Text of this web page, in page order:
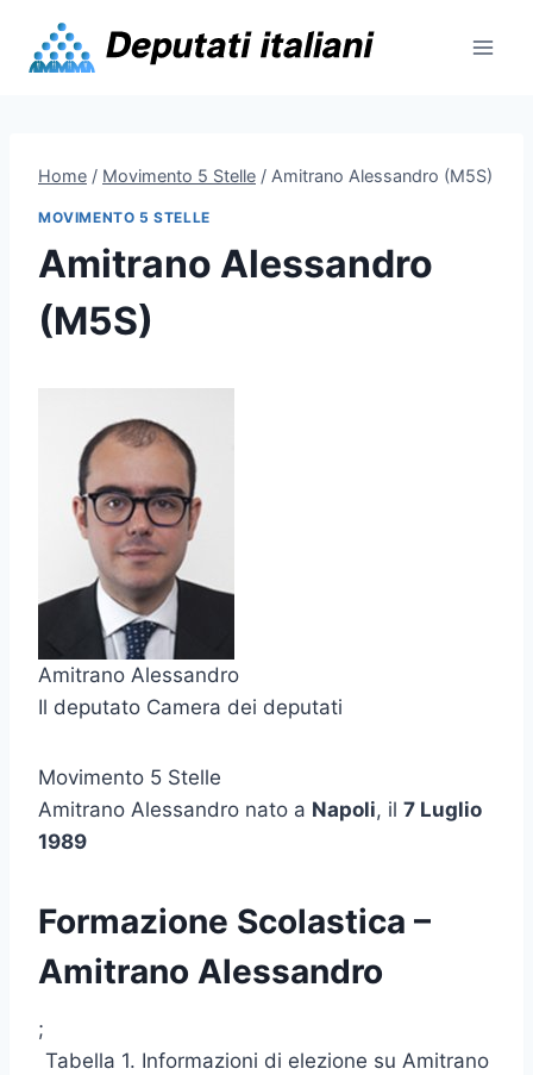
content
Home / Movimento 5 Stelle / Amitrano Alessandro (M5S)
MOVIMENTO 5 STELLE
Amitrano Alessandro
(M5S)
Amitrano Alessandro
Il deputato Camera dei deputati
Movimento 5 Stelle
Amitrano Alessandro nato a Napoli, il 7 Luglio
1989
Formazione Scolastica –
Amitrano Alessandro
;
Tabella 1. Informazioni di elezione su Amitrano